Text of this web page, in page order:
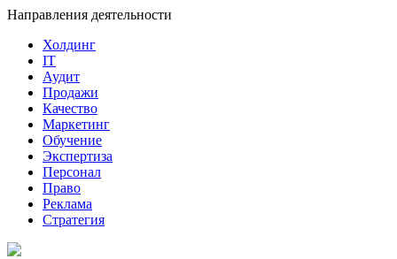
Направления деятельности
Холдинг
IT
Аудит
Продажи
Качество
Маркетинг
Обучение
Экспертиза
Персонал
Право
Реклама
Стратегия